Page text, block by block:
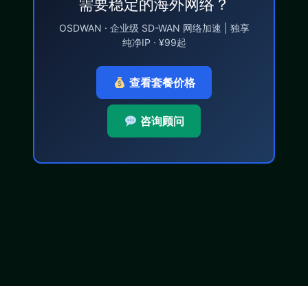
OSDWAN · 企业级 SD-WAN 网络加速 | 独享
纯净IP · ¥99起
查看套餐价格
咨询顾问